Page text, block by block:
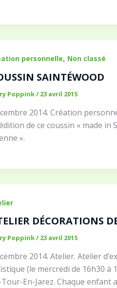
personnelle, Non classé
SAINTÉWOOD
Poppink/23 avril 2015
2014. Création
de ce coussin « made in
».
DÉCORATIONS
Poppink/23 avril 2015
2014. Atelier. Atelier
(le mercredi de 16h30 à
En-Jarez. Chaque enfant